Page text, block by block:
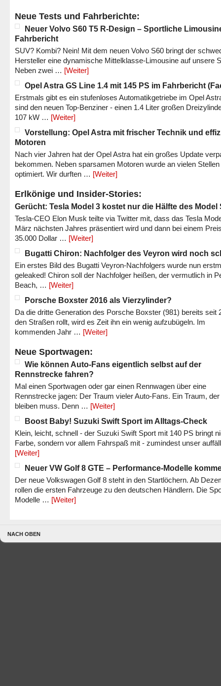
Neue Tests und Fahrberichte:
Neuer Volvo S60 T5 R-Design – Sportliche
Fahrbericht
SUV? Kombi? Nein! Mit dem neuen Volvo S60 bringt der
Hersteller eine dynamische Mittelklasse-Limousine auf unsere
Neben zwei … [Weiter]
Opel Astra GS Line 1.4 mit 145 PS im Fahrbericht
Erstmals gibt es ein stufenloses Automatikgetriebe im Opel
sind den neuen Top-Benziner - einen 1.4 Liter großen
107 kW … [Weiter]
Vorstellung: Opel Astra mit frischer Technik und
Motoren
Nach vier Jahren hat der Opel Astra hat ein großes Update
bekommen. Neben sparsamen Motoren wurde an vielen Stellen
optimiert. Wir durften … [Weiter]
Erlkönige und Insider-Stories:
Gerücht: Tesla Model 3 kostet nur die Hälfte des Model
Tesla-CEO Elon Musk teilte via Twitter mit, dass das Tesla
März nächsten Jahres präsentiert wird und dann bei einem
35.000 Dollar … [Weiter]
Bugatti Chiron: Nachfolger des Veyron wird noch
Ein erstes Bild des Bugatti Veyron-Nachfolgers wurde nun
geleaked! Chiron soll der Nachfolger heißen, der vermutlich in
Beach, … [Weiter]
Porsche Boxster 2016 als Vierzylinder?
Da die dritte Generation des Porsche Boxster (981) bereits seit
den Straßen rollt, wird es Zeit ihn ein wenig aufzubügeln. Im
kommenden Jahr … [Weiter]
Neue Sportwagen:
Wie können Auto-Fans eigentlich selbst auf der
Rennstrecke fahren?
Mal einen Sportwagen oder gar einen Rennwagen über eine
Rennstrecke jagen: Der Traum vieler Auto-Fans. Ein Traum,
bleiben muss. Denn … [Weiter]
Boost Baby! Suzuki Swift Sport im Alltags-Check
Klein, leicht, schnell - der Suzuki Swift Sport mit 140 PS bringt
Farbe, sondern vor allem Fahrspaß mit - zumindest unser
[Weiter]
Neuer VW Golf 8 GTE – Performance-Modelle
Der neue Volkswagen Golf 8 steht in den Startlöchern. Ab
rollen die ersten Fahrzeuge zu den deutschen Händlern. Die
Modelle … [Weiter]
NACH OBEN